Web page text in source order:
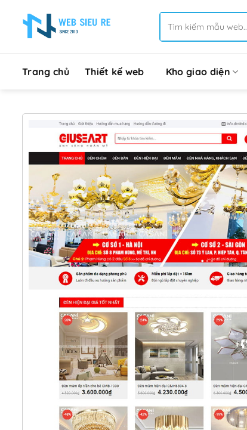
kiếm:
Trang chủ Thiết kế web Kho giao diện